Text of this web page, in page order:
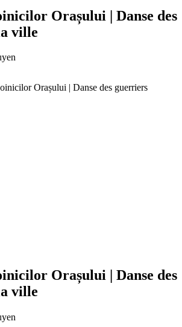
Orașului | Danse des
ville
Orașului | Danse des
ville